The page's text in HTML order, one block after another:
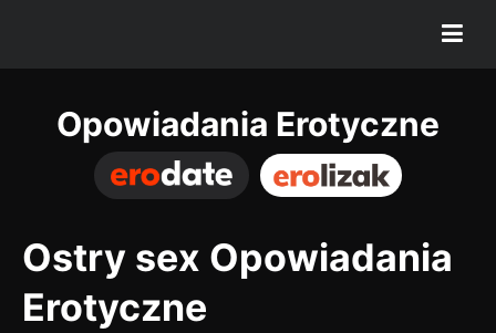
Opowiadania Erotyczne
Ostry sex Opowiadania
Erotyczne